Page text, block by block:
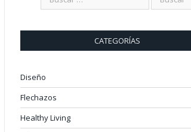
CATEGORÍAS
Diseño
Flechazos
Healthy Living